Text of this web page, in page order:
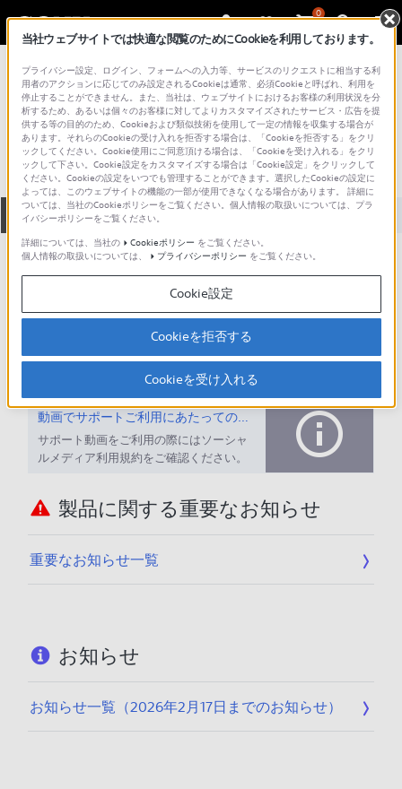
0
総合サポート・お問い合わせ ソフトバンク
Xperia X Performance 502SO
全て ダウンロード 取扱説明書 Q&A
製品に関する重要なお知らせ
お知らせ
ご意見箱 ／改善事例紹介
動画でサポートご利用にあたってのお願い
サポート動画をご利用の際にはソーシャ
ルメディア利用規約をご確認ください。
製品に関する重要なお知らせ
重要なお知らせ一覧
お知らせ
お知らせ一覧（2026年2月17日までのお知らせ）
当社ウェブサイトでは快適な閲覧のためにCookieを利用しております。
プライバシー設定、ログイン、フォームへの入力等、サービスのリクエストに相当する利
用者のアクションに応じてのみ設定されるCookieは通常、必須Cookieと呼ばれ、利用を
停止することができません。また、当社は、ウェブサイトにおけるお客様の利用状況を分
析するため、あるいは個々のお客様に対してよりカスタマイズされたサービス・広告を提
供する等の目的のため、Cookieおよび類似技術を使用して一定の情報を収集する場合が
あります。それらのCookieの受け入れを拒否する場合は、「Cookieを拒否する」をクリ
ックしてください。Cookie使用にご同意頂ける場合は、「Cookieを受け入れる」をクリ
ックして下さい。Cookie設定をカスタマイズする場合は「Cookie設定」をクリックして
ください。Cookieの設定をいつでも管理することができます。選択したCookieの設定に
よっては、このウェブサイトの機能の一部が使用できなくなる場合があります。 詳細に
ついては、当社のCookieポリシーをご覧ください。個人情報の取扱いについては、プラ
イバシーポリシーをご覧ください。
詳細については、当社の
Cookieポリシー をご覧ください。
個人情報の取扱いについては、
プライバシーポリシー をご覧ください。
Cookie設定
Cookieを拒否する
Cookieを受け入れる